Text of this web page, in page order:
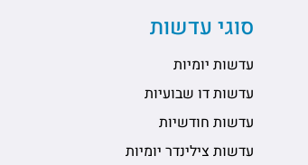
סוגי עדשות
עדשות יומיות
עדשות דו שבועיות
עדשות חודשיות
עדשות צילינדר יומיות